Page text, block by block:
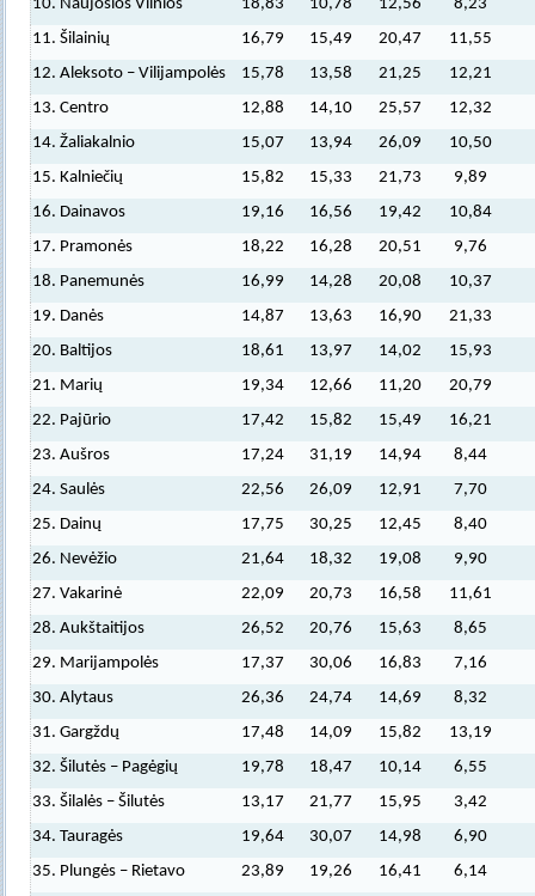
10. Naujosios Vilnios
18,83 10,78 12,56
8,23
11. Šilainių
16,79 15,49 20,47
11,55
12. Aleksoto – Vilijampolės
15,78 13,58 21,25
12,21
13. Centro
12,88 14,10 25,57
12,32
14. Žaliakalnio
15,07 13,94 26,09
10,50
15. Kalniečių
15,82 15,33 21,73
9,89
16. Dainavos
19,16 16,56 19,42
10,84
17. Pramonės
18,22 16,28 20,51
9,76
18. Panemunės
16,99 14,28 20,08
10,37
19. Danės
14,87 13,63 16,90
21,33
20. Baltijos
18,61 13,97 14,02
15,93
21. Marių
19,34 12,66 11,20
20,79
22. Pajūrio
17,42 15,82 15,49
16,21
23. Aušros
17,24 31,19 14,94
8,44
24. Saulės
22,56 26,09 12,91
7,70
25. Dainų
17,75 30,25 12,45
8,40
26. Nevėžio
21,64 18,32 19,08
9,90
27. Vakarinė
22,09 20,73 16,58
11,61
28. Aukštaitijos
26,52 20,76 15,63
8,65
29. Marijampolės
17,37 30,06 16,83
7,16
30. Alytaus
26,36 24,74 14,69
8,32
31. Gargždų
17,48 14,09 15,82
13,19
32. Šilutės – Pagėgių
19,78 18,47 10,14
6,55
33. Šilalės – Šilutės
13,17 21,77 15,95
3,42
34. Tauragės
19,64 30,07 14,98
6,90
35. Plungės – Rietavo
23,89 19,26 16,41
6,14